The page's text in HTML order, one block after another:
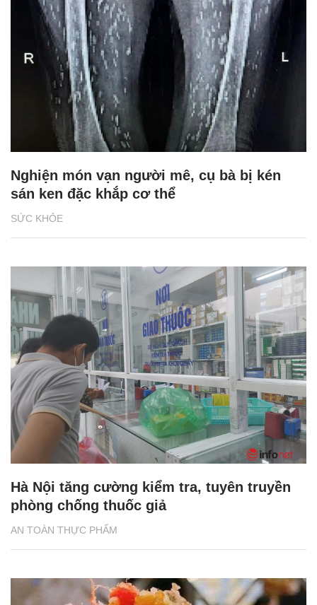
SỨC KHỎE
Nghiện món vạn người mê, cụ bà bị kén
sán ken đặc khắp cơ thể
AN TOÀN THỰC PHẨM
Hà Nội tăng cường kiểm tra, tuyên truyền
phòng chống thuốc giả